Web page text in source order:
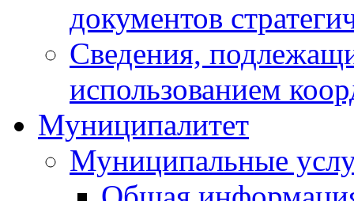
документов
Сведения,
использованием
Муниципалитет
Муниципальные